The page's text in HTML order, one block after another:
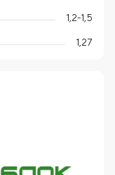
1,2-1,5
1,27